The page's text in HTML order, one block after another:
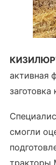
активная
смогли
тракторы